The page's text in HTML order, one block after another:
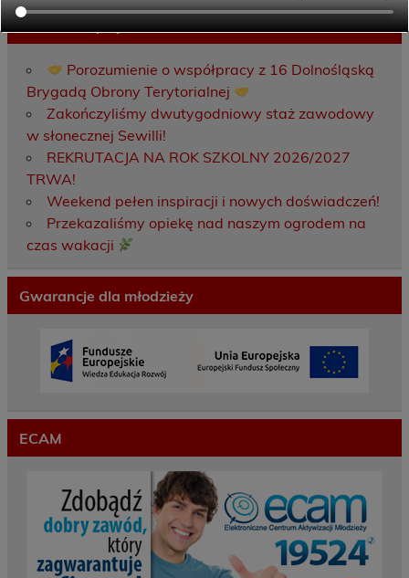
Ostatnie wpisy
Porozumienie o współpracy z 16 Dolnośląską
Brygadą Obrony Terytorialnej
Zakończyliśmy dwutygodniowy staż zawodowy
w słonecznej Sewilli!
REKRUTACJA NA ROK SZKOLNY 2026/2027
TRWA!
Weekend pełen inspiracji i nowych doświadczeń!
Przekazaliśmy opiekę nad naszym ogrodem na
czas wakacji
Gwarancje dla młodzieży
ECAM